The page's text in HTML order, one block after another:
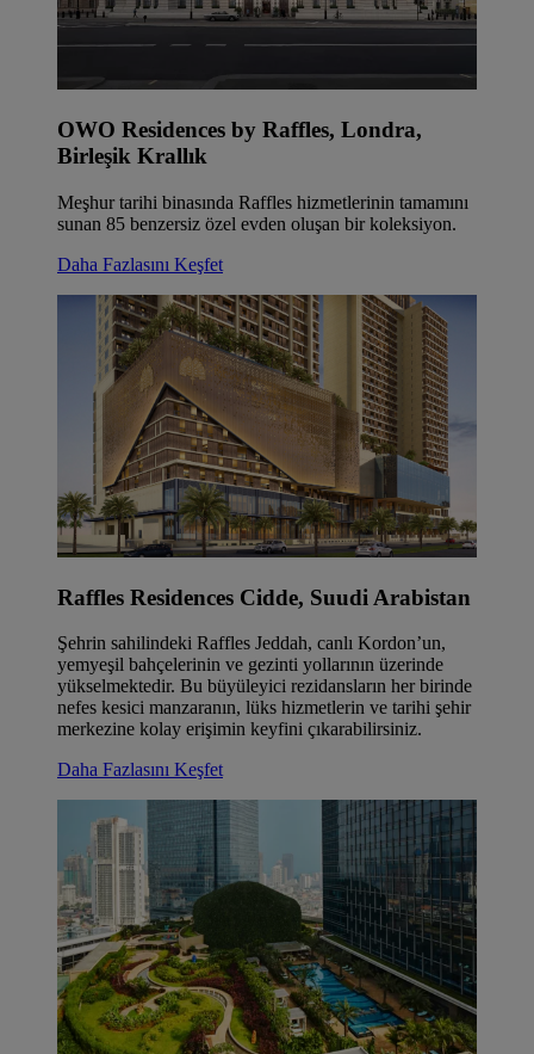
OWO Residences by Raffles, Londra,
Birleşik Krallık
Meşhur tarihi binasında Raffles hizmetlerinin tamamını
sunan 85 benzersiz özel evden oluşan bir koleksiyon.
Daha Fazlasını Keşfet
Raffles Residences Cidde, Suudi Arabistan
Şehrin sahilindeki Raffles Jeddah, canlı Kordon’un,
yemyeşil bahçelerinin ve gezinti yollarının üzerinde
yükselmektedir. Bu büyüleyici rezidansların her birinde
nefes kesici manzaranın, lüks hizmetlerin ve tarihi şehir
merkezine kolay erişimin keyfini çıkarabilirsiniz.
Daha Fazlasını Keşfet